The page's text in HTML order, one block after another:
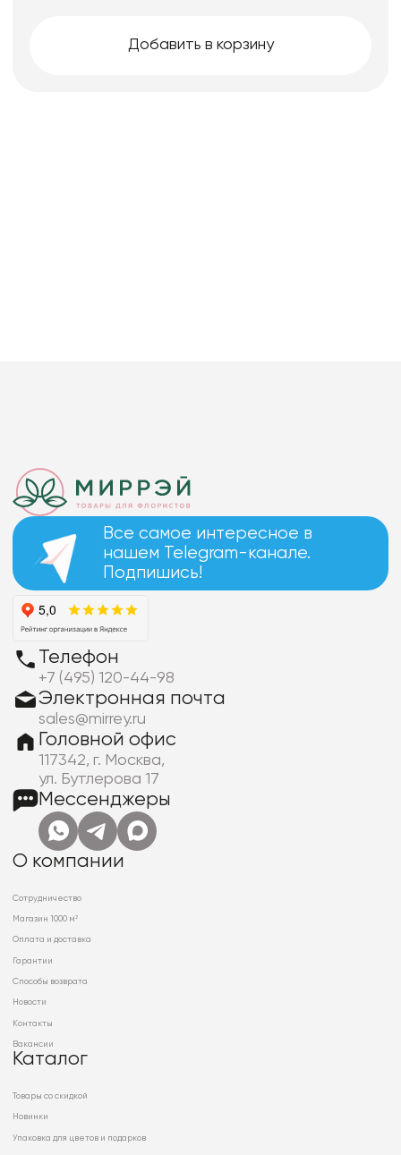
Добавить в корзину
Все самое интересное в
нашем Telegram-канале.
Подпишись!
Телефон
+7 (495) 120-44-98
Электронная почта
sales@mirrey.ru
Головной офис
117342, г. Москва,
ул. Бутлерова 17
Мессенджеры
О компании
Сотрудничество
Магазин 1000 м²
Оплата и доставка
Гарантии
Способы возврата
Новости
Контакты
Вакансии
Каталог
Товары со скидкой
Новинки
Упаковка для цветов и подарков